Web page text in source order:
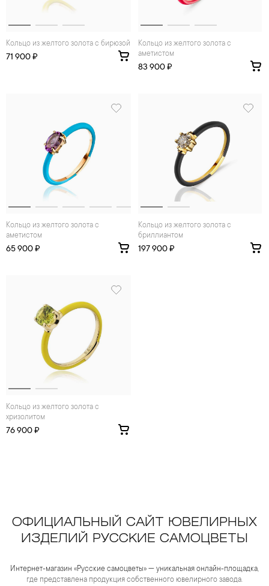
Кольцо из желтого золота с бирюзой
71 900 ₽
Кольцо из желтого золота с
аметистом
83 900 ₽
Кольцо из желтого золота с
аметистом
65 900 ₽
Кольцо из желтого золота с
бриллиантом
197 900 ₽
Кольцо из желтого золота с
хризолитом
76 900 ₽
ОФИЦИАЛЬНЫЙ САЙТ ЮВЕЛИРНЫХ
ИЗДЕЛИЙ РУССКИЕ САМОЦВЕТЫ
Интернет-магазин «Русские самоцветы» — уникальная онлайн-площадка,
где представлена продукция собственного ювелирного завода.